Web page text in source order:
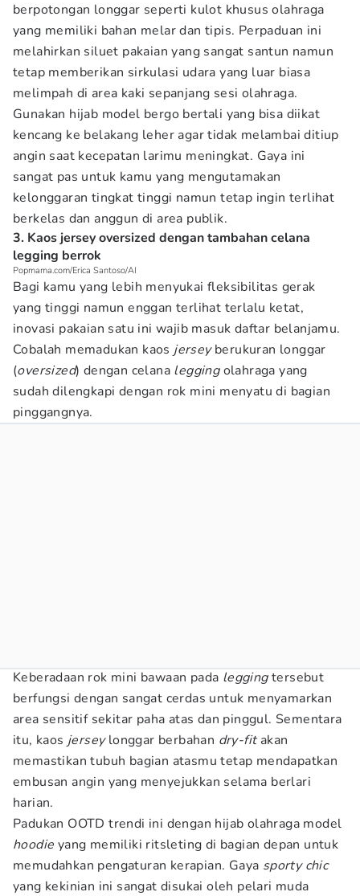
berpotongan longgar seperti kulot khusus olahraga
yang memiliki bahan melar dan tipis. Perpaduan ini
melahirkan siluet pakaian yang sangat santun namun
tetap memberikan sirkulasi udara yang luar biasa
melimpah di area kaki sepanjang sesi olahraga.
Gunakan hijab model bergo bertali yang bisa diikat
kencang ke belakang leher agar tidak melambai ditiup
angin saat kecepatan larimu meningkat. Gaya ini
sangat pas untuk kamu yang mengutamakan
kelonggaran tingkat tinggi namun tetap ingin terlihat
berkelas dan anggun di area publik.
3. Kaos jersey oversized dengan tambahan celana
legging berrok
Popmama.com/Erica Santoso/AI
Bagi kamu yang lebih menyukai fleksibilitas gerak
yang tinggi namun enggan terlihat terlalu ketat,
inovasi pakaian satu ini wajib masuk daftar belanjamu.
Cobalah memadukan kaos jerseyberukuran longgar
(oversized) dengan celana leggingolahraga yang
sudah dilengkapi dengan rok mini menyatu di bagian
pinggangnya.
Keberadaan rok mini bawaan pada leggingtersebut
berfungsi dengan sangat cerdas untuk menyamarkan
area sensitif sekitar paha atas dan pinggul. Sementara
itu, kaos jerseylonggar berbahan dry-fitakan
memastikan tubuh bagian atasmu tetap mendapatkan
embusan angin yang menyejukkan selama berlari
harian.
Padukan OOTD trendi ini dengan hijab olahraga model
hoodie yang memiliki ritsleting di bagian depan untuk
memudahkan pengaturan kerapian. Gaya sporty chic
yang kekinian ini sangat disukai oleh pelari muda